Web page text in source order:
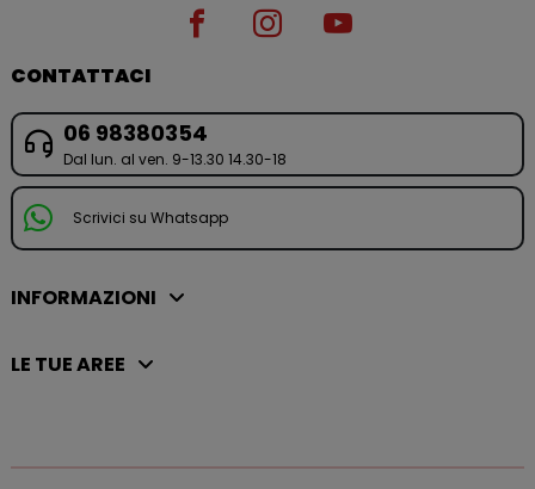
CONTATTACI
06 98380354
Dal lun. al ven. 9-13.30 14.30-18
Scrivici su Whatsapp
INFORMAZIONI
LE TUE AREE